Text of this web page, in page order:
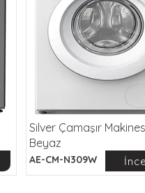
Silver Çamaşır
Beyaz
AE-CM-N309W